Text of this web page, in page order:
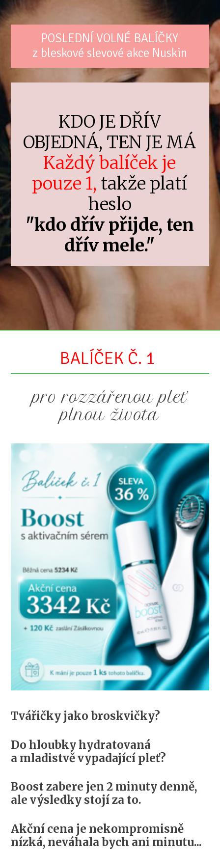
POSLEDNÍ VOLNÉ BALÍČKY
z bleskové slevové akce Nuskin
KDO JE DŘÍV
OBJEDNÁ, TEN JE MÁ
Každý balíček je
pouze 1, takže platí
heslo
"kdo dřív přijde, ten
dřív mele."
BALÍČEK Č. 1
pro rozzářenou pleť
plnou života
Tvářičky jako broskvičky?
Do hloubky hydratovaná
a mladistvě vypadající pleť?
Boost zabere jen 2 minuty denně,
ale výsledky stojí za to.
Akční cena je nekompromisně
nízká, neváhala bych ani minutu...